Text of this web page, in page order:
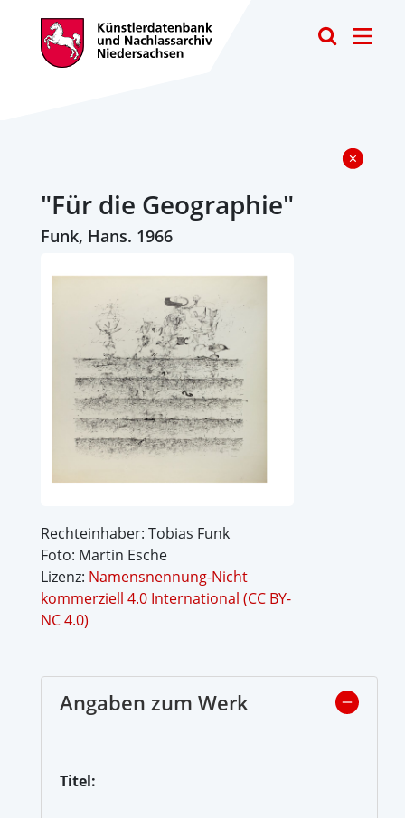
"Für die Geographie"
Funk, Hans. 1966
Rechteinhaber: Tobias Funk
Foto: Martin Esche
Lizenz: Namensnennung-Nicht
kommerziell 4.0 International (CC BY-
NC 4.0)
Angaben zum Werk
Titel: